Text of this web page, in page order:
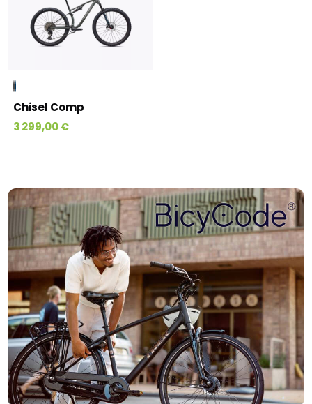
Chisel Comp
3 299,00 €